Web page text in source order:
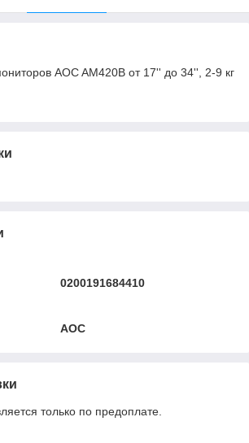
AOC AM420B от 17'' до 34'', 2-9 кг
0200191684410
AOC
только по предоплате.